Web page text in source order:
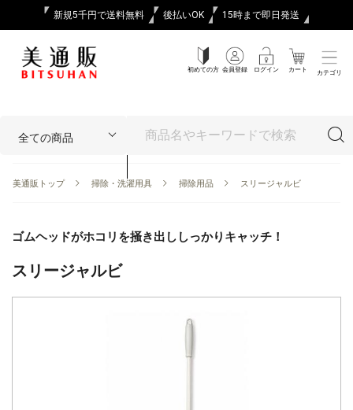
新規5千円で送料無料 後払いOK 15時まで即日発送
初めての方 会員登録 ログイン カート カテゴリ
美通販トップ 掃除・洗濯用具 掃除用品 スリージャルビ
ゴムヘッドがホコリを掻き出ししっかりキャッチ！
スリージャルビ